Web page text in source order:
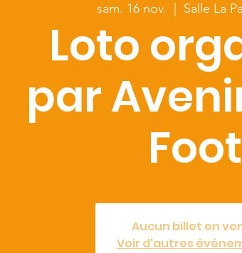
sam. 16 nov. Salle La
Loto
par
Foot
Aucun billet en
Voir d'autres